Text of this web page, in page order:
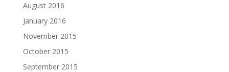
August 2016
January 2016
November 2015
October 2015
September 2015